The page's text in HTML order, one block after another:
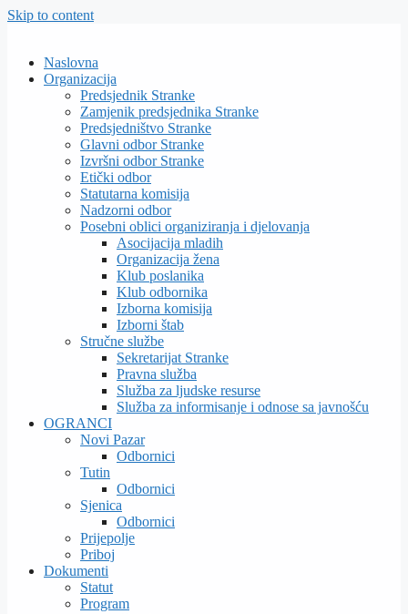
Skip to content
Naslovna
Organizacija
Predsjednik Stranke
Zamjenik predsjednika Stranke
Predsjedništvo Stranke
Glavni odbor Stranke
Izvršni odbor Stranke
Etički odbor
Statutarna komisija
Nadzorni odbor
Posebni oblici organiziranja i djelovanja
Asocijacija mladih
Organizacija žena
Klub poslanika
Klub odbornika
Izborna komisija
Izborni štab
Stručne službe
Sekretarijat Stranke
Pravna služba
Služba za ljudske resurse
Služba za informisanje i odnose sa javnošću
OGRANCI
Novi Pazar
Odbornici
Tutin
Odbornici
Sjenica
Odbornici
Prijepolje
Priboj
Dokumenti
Statut
Program